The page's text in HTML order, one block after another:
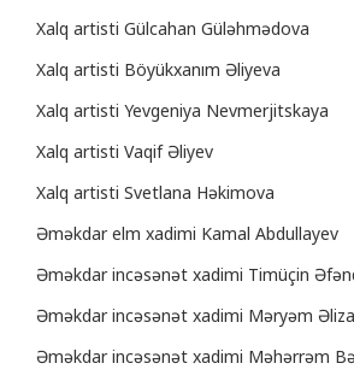
Xalq artisti Gülcahan Güləhmədova
Xalq artisti Böyükxanım Əliyeva
Xalq artisti Yevgeniya Nevmerjitskaya
Xalq artisti Vaqif Əliyev
Xalq artisti Svetlana Həkimova
Əməkdar elm xadimi Kamal Abdullayev
Əməkdar incəsənət xadimi Timüçin
Əməkdar incəsənət xadimi Məryəm
Əməkdar incəsənət xadimi Məhərrəm